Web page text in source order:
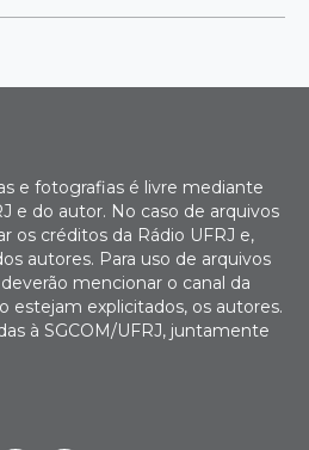
e fotografias é livre mediante
e do autor. No caso de arquivos
os créditos da Rádio UFRJ e,
autores. Para uso de arquivos
mencionar o canal da
estejam explicitados, os autores.
à SGCOM/UFRJ, juntamente